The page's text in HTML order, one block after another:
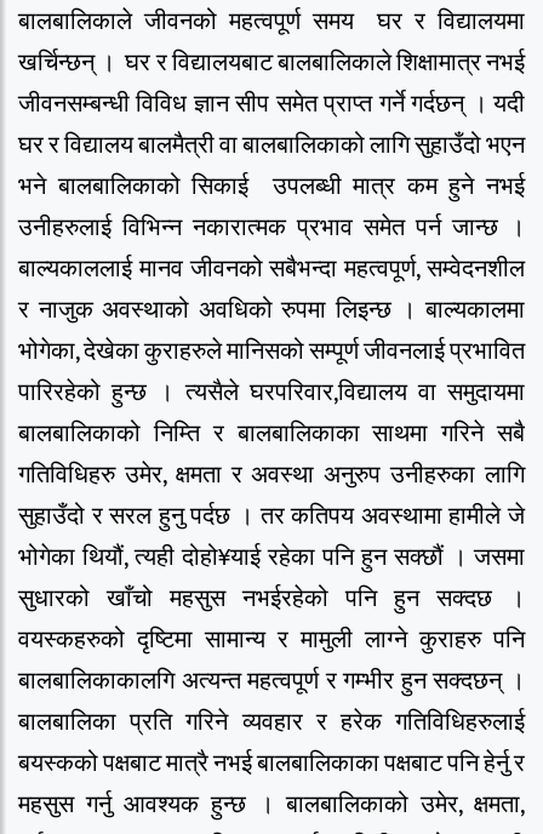
बालबालिकाले जीवनको महत्वपूर्ण समय घर र विद्यालयमा
खर्चिन्छन् । घर र विद्यालयबाट बालबालिकाले शिक्षामात्र नभई
जीवनसम्बन्धी विविध ज्ञान सीप समेत प्राप्त गर्ने गर्दछन् । यदी
घर र विद्यालय बालमैत्री वा बालबालिकाको लागि सुहाउँदो भएन
भने बालबालिकाको सिकाई उपलब्धी मात्र कम हुने नभई
उनीहरुलाई विभिन्न नकारात्मक प्रभाव समेत पर्न जान्छ ।
बाल्यकाललाई मानव जीवनको सबैभन्दा महत्वपूर्ण, सम्वेदनशील
र नाजुक अवस्थाको अवधिको रुपमा लिइन्छ । बाल्यकालमा
भोगेका, देखेका कुराहरुले मानिसको सम्पूर्ण जीवनलाई प्रभावित
पारिरहेको हुन्छ । त्यसैले घरपरिवार,विद्यालय वा समुदायमा
बालबालिकाको निम्ति र बालबालिकाका साथमा गरिने सबै
गतिविधिहरु उमेर, क्षमता र अवस्था अनुरुप उनीहरुका लागि
सुहाउँदो र सरल हुनु पर्दछ । तर कतिपय अवस्थामा हामीले जे
भोगेका थियौं, त्यही दोहो¥याई रहेका पनि हुन सक्छौं । जसमा
सुधारको खाँचो महसुस नभईरहेको पनि हुन सक्दछ ।
वयस्कहरुको दृष्टिमा सामान्य र मामुली लाग्ने कुराहरु पनि
बालबालिकाकालगि अत्यन्त महत्वपूर्ण र गम्भीर हुन सक्दछन् ।
बालबालिका प्रति गरिने व्यवहार र हरेक गतिविधिहरुलाई
बयस्कको पक्षबाट मात्रै नभई बालबालिकाका पक्षबाट पनि हेर्नु र
महसुस गर्नु आवश्यक हुन्छ । बालबालिकाको उमेर, क्षमता,